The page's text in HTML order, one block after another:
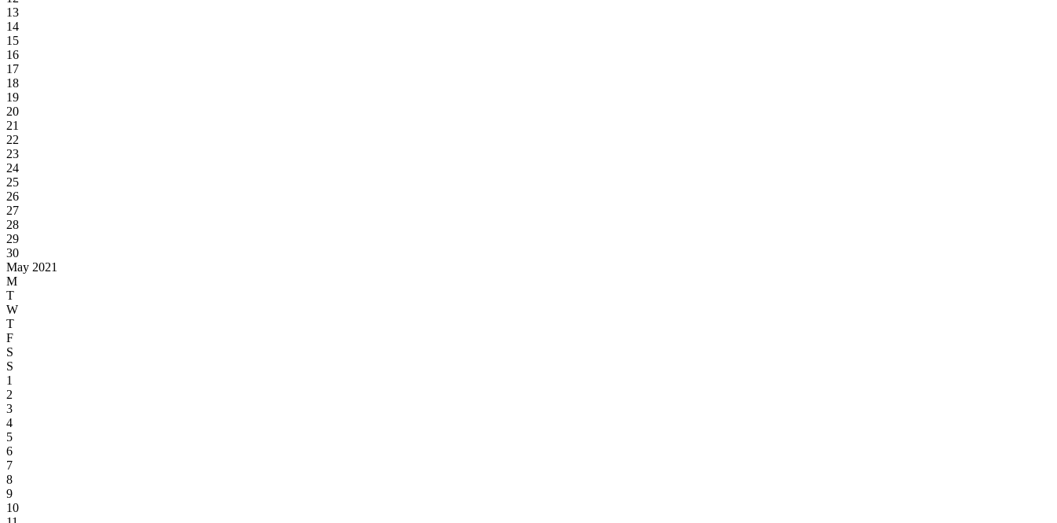
13
14
15
16
17
18
19
20
21
22
23
24
25
26
27
28
29
30
May 2021
M
T
W
T
F
S
S
1
2
3
4
5
6
7
8
9
10